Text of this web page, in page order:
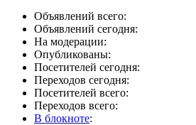
Объявлений всего:
Объявлений сегодня:
На модерации:
Опубликованы:
Посетителей сегодня:
Переходов сегодня:
Посетителей всего:
Переходов всего:
В блокноте: